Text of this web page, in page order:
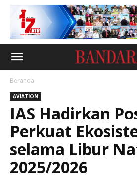
Beranda
AVIATION
IAS Hadirkan
Perkuat
selama Libur
2025/2026